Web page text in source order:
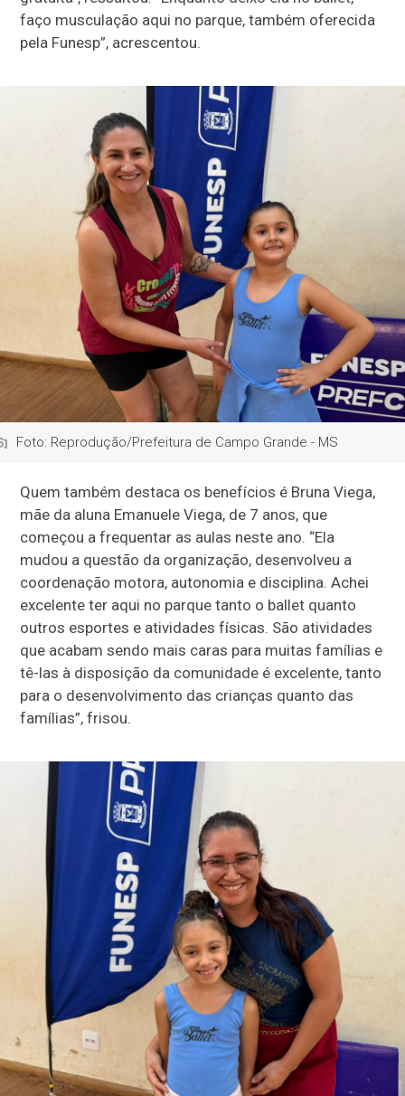
faço musculação aqui no parque, também oferecida
pela Funesp”, acrescentou.
Foto: Reprodução/Prefeitura de Campo Grande - MS
Quem também destaca os benefícios é Bruna Viega,
mãe da aluna Emanuele Viega, de 7 anos, que
começou a frequentar as aulas neste ano. “Ela
mudou a questão da organização, desenvolveu a
coordenação motora, autonomia e disciplina. Achei
excelente ter aqui no parque tanto o ballet quanto
outros esportes e atividades físicas. São atividades
que acabam sendo mais caras para muitas famílias e
tê-las à disposição da comunidade é excelente, tanto
para o desenvolvimento das crianças quanto das
famílias”, frisou.